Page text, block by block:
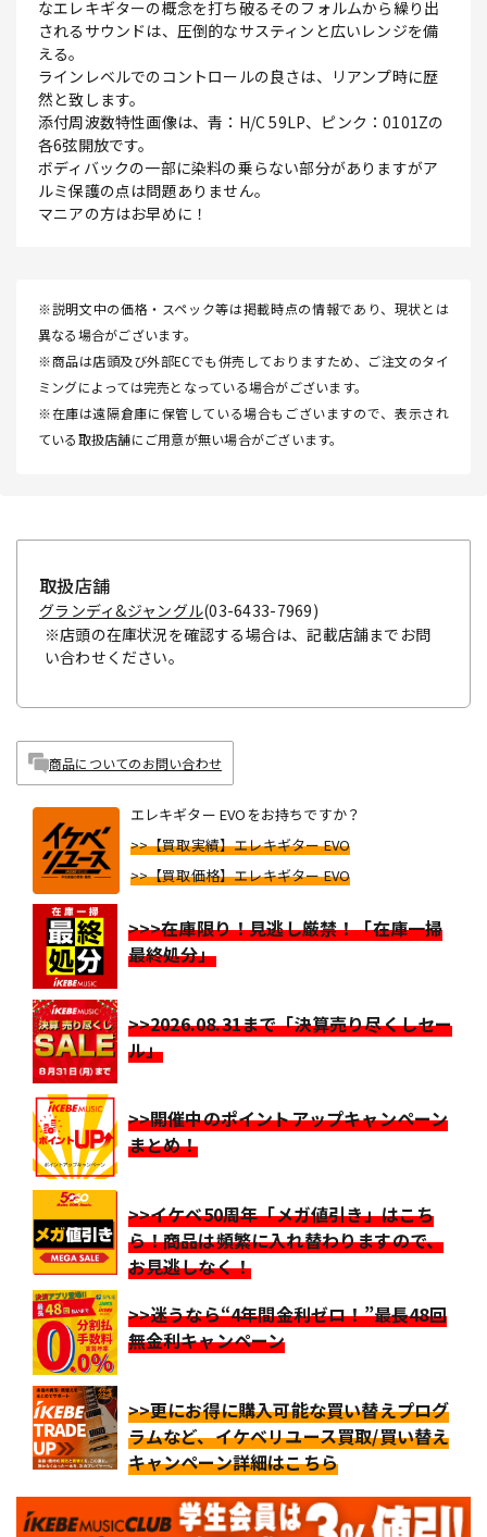
なエレキギターの概念を打ち破るそのフォルムから繰り出
されるサウンドは、圧倒的なサスティンと広いレンジを備
える。
ラインレベルでのコントロールの良さは、リアンプ時に歴
然と致します。
添付周波数特性画像は、青：H/C 59LP、ピンク：0101Zの
各6弦開放です。
ボディバックの一部に染料の乗らない部分がありますがア
ルミ保護の点は問題ありません。
マニアの方はお早めに！
※説明文中の価格・スペック等は掲載時点の情報であり、現状とは
異なる場合がございます。
※商品は店頭及び外部ECでも併売しておりますため、ご注文のタイ
ミングによっては完売となっている場合がございます。
※在庫は遠隔倉庫に保管している場合もございますので、表示され
ている取扱店舗にご用意が無い場合がございます。
取扱店舗
グランディ&ジャングル(03-6433-7969)
※店頭の在庫状況を確認する場合は、記載店舗までお問
い合わせください。
商品についてのお問い合わせ
エレキギター EVOをお持ちですか？
>>【買取実績】エレキギター EVO
>>【買取価格】エレキギター EVO
>>>在庫限り！見逃し厳禁！「在庫一掃
最終処分」
>>2026.08.31まで「決算売り尽くしセー
ル」
>>開催中のポイントアップキャンペーン
まとめ！
>>イケベ50周年「メガ値引き」はこち
ら！商品は頻繁に入れ替わりますので、
お見逃しなく！
>>迷うなら“4年間金利ゼロ！”最長48回
無金利キャンペーン
>>更にお得に購入可能な買い替えプログ
ラムなど、イケベリユース買取/買い替え
キャンペーン詳細はこちら